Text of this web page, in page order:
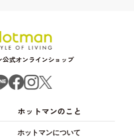
公式オンラインショップ
ホットマンのこと
ホットマンについて